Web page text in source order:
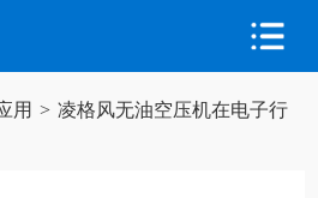
用 > 凌格风无油空压机在电子行